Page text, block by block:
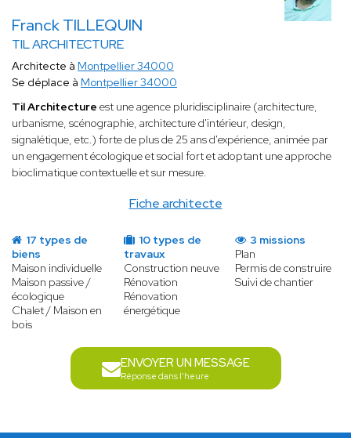
Franck TILLEQUIN
TIL ARCHITECTURE
Fiche architecte
Architecte à Montpellier 34000
Se déplace à Montpellier 34000
Til Architecture est une agence pluridisciplinaire (architecture,
urbanisme, scénographie, architecture d'intérieur, design,
signalétique, etc.) forte de plus de 25 ans d'expérience, animée par
un engagement écologique et social fort et adoptant une approche
bioclimatique contextuelle et sur mesure.
17 types de
biens
Maison individuelle
Maison passive /
écologique
Chalet / Maison en
bois
10 types de
travaux
Construction neuve
Rénovation
Rénovation
énergétique
3 missions
Plan
Permis de construire
Suivi de chantier
ENVOYER UN MESSAGE
Réponse dans l'heure